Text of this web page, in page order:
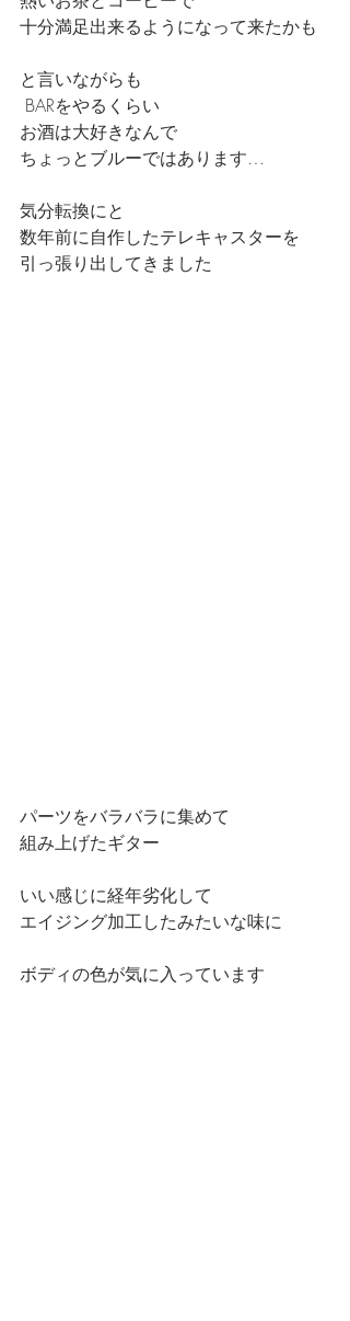
十分満足出来るようになって来たかも
と言いながらも
BARをやるくらい
お酒は大好きなんで
ちょっとブルーではあります…
気分転換にと
数年前に自作したテレキャスターを
引っ張り出してきました
パーツをバラバラに集めて
組み上げたギター
いい感じに経年劣化して
エイジング加工したみたいな味に
ボディの色が気に入っています